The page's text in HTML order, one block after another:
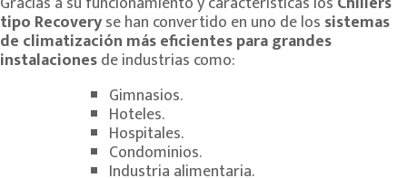
tipo Recoveryse han convertido en uno de los sistemas
de climatización más eficientes para grandes
instalacionesde industrias como:
Gimnasios.
Hoteles.
Hospitales.
Condominios.
Industria alimentaria.